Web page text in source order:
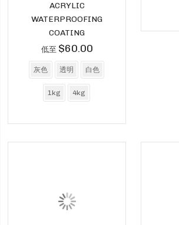
ACRYLIC
WATERPROOFING
COATING
低至 $60.00
灰色 透明 白色
1kg 4kg